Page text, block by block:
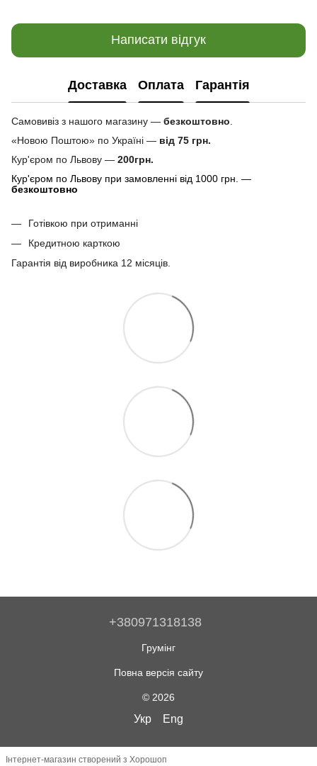
Написати відгук
Доставка Оплата Гарантія
Самовивіз з нашого магазину — безкоштовно
«Новою Поштою» по Україні — від 75 грн.
Кур'єром по Львову — 200грн.
Кур'єром по Львову при замовленні від 1000 грн. —
безкоштовно
Готівкою при отриманні
Кредитною карткою
Гарантія від виробника 12 місяців.
+380971318138
Грумінг
Повна версія сайту
© 2026
Укр Eng
Інтернет-магазин створений з Хорошоп